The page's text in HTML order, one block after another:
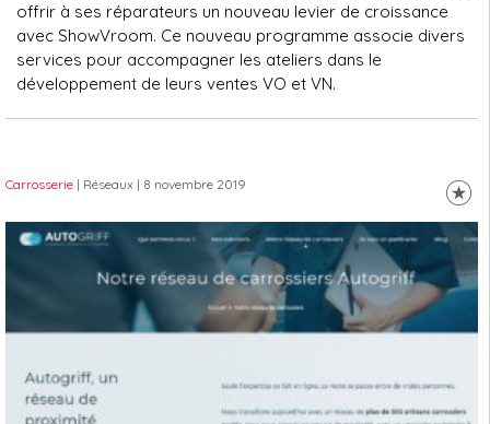
offrir à ses réparateurs un nouveau levier de croissance
avec ShowVroom. Ce nouveau programme associe divers
services pour accompagner les ateliers dans le
développement de leurs ventes VO et VN.
Carrosserie | Réseaux | 8 novembre 2019